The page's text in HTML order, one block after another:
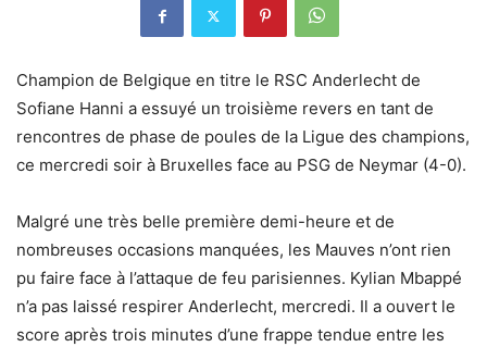
Champion de Belgique en titre le RSC Anderlecht de
Sofiane Hanni a essuyé un troisième revers en tant de
rencontres de phase de poules de la Ligue des champions,
ce mercredi soir à Bruxelles face au PSG de Neymar (4-0).
Malgré une très belle première demi-heure et de
nombreuses occasions manquées, les Mauves n’ont rien
pu faire face à l’attaque de feu parisiennes. Kylian Mbappé
n’a pas laissé respirer Anderlecht, mercredi. Il a ouvert le
score après trois minutes d’une frappe tendue entre les